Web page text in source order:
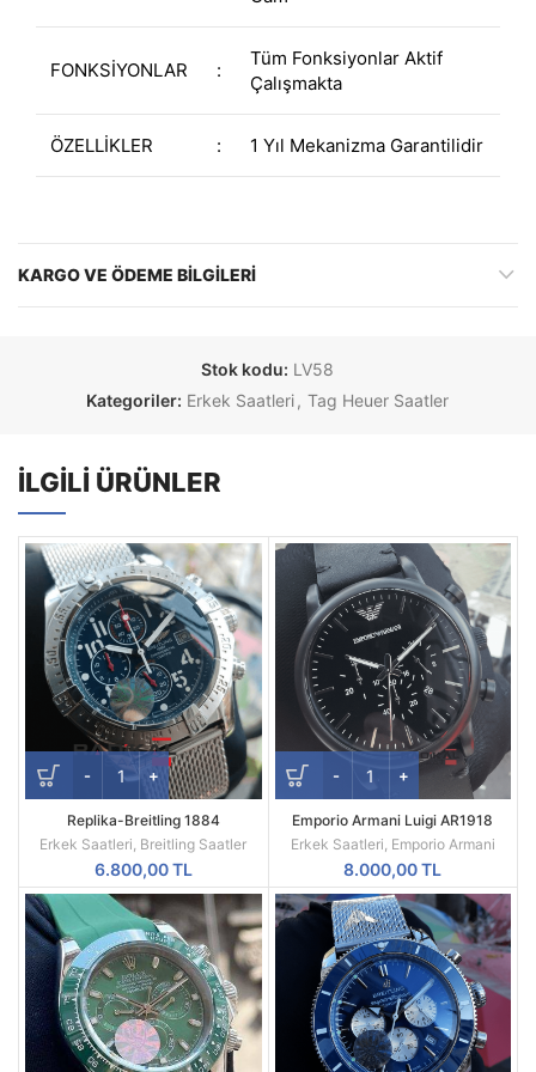
FONKSİYONLAR :
Tüm Fonksiyonlar Aktif
Çalışmakta
ÖZELLİKLER : 1 Yıl Mekanizma Garantilidir
KARGO VE ÖDEME BILGILERI
Stok kodu: LV58
Kategoriler: Erkek Saatleri, Tag Heuer Saatler
İLGILI ÜRÜNLER
Replika-Breitling 1884
Chronometre Hasır Kordon Quartz
Mekanizma
Erkek Saatleri, Breitling Saatler
6.800,00TL
Emporio Armani Luigi AR1918
Replika Erkek Kol Saati
Erkek Saatleri, Emporio Armani
8.000,00TL